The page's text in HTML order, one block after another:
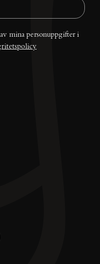
mina personuppgifter i